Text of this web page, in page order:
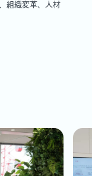
組織変革、人材